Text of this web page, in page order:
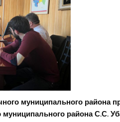
муниципального района
района С.С.